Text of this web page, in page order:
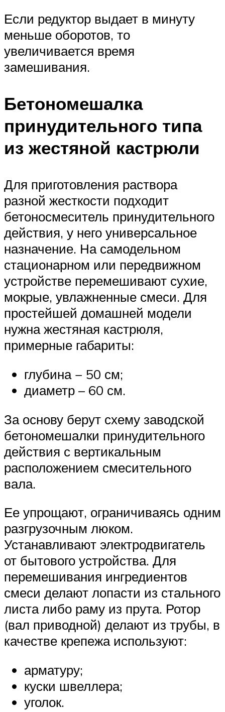
Если редуктор выдает в минуту
меньше оборотов, то
увеличивается время
замешивания.
Бетономешалка
принудительного типа
из жестяной кастрюли
Для приготовления раствора
разной жесткости подходит
бетоносмеситель принудительного
действия, у него универсальное
назначение. На самодельном
стационарном или передвижном
устройстве перемешивают сухие,
мокрые, увлажненные смеси. Для
простейшей домашней модели
нужна жестяная кастрюля,
примерные габариты:
глубина − 50 см;
диаметр – 60 см.
За основу берут схему заводской
бетономешалки принудительного
действия с вертикальным
расположением смесительного
вала.
Ее упрощают, ограничиваясь одним
разгрузочным люком.
Устанавливают электродвигатель
от бытового устройства. Для
перемешивания ингредиентов
смеси делают лопасти из стального
листа либо раму из прута. Ротор
(вал приводной) делают из трубы, в
качестве крепежа используют:
арматуру;
куски швеллера;
уголок.